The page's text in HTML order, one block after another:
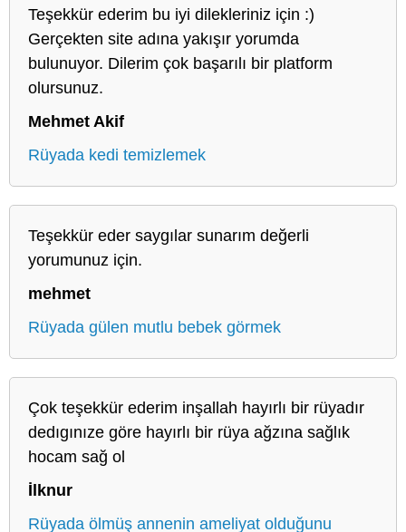
Teşekkür ederim bu iyi dilekleriniz için :)
Gerçekten site adına yakışır yorumda
bulunuyor. Dilerim çok başarılı bir platform
olursunuz.
Mehmet Akif
Rüyada kedi temizlemek
Teşekkür eder saygılar sunarım değerli
yorumunuz için.
mehmet
Rüyada gülen mutlu bebek görmek
Çok teşekkür ederim inşallah hayırlı bir rüyadır
dedıgınıze göre hayırlı bir rüya ağzına sağlık
hocam sağ ol
İlknur
Rüyada ölmüş annenin ameliyat olduğunu